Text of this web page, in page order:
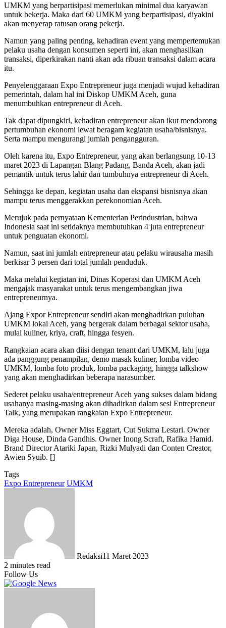
UMKM yang berpartisipasi memerlukan minimal dua karyawan
untuk bekerja. Maka dari 60 UMKM yang berpartisipasi, diyakini
akan menyerap ratusan orang pekerja.
Namun yang paling penting, kehadiran event yang mempertemukan
pelaku usaha dengan konsumen seperti ini, akan menghasilkan
transaksi, diperkirakan nanti akan ada ribuan transaksi dalam acara
itu.
Penyelenggaraan Expo Entrepreneur juga menjadi wujud kehadiran
pemerintah, dalam hal ini Diskop UMKM Aceh, guna
menumbuhkan entrepreneur di Aceh.
Tak dapat dipungkiri, kehadiran entrepreneur akan ikut mendorong
pertumbuhan ekonomi lewat beragam kegiatan usaha/bisnisnya.
Serta mampu mengurangi jumlah pengangguran.
Oleh karena itu, Expo Entrepreneur, yang akan berlangsung 10-13
maret 2023 di Lapangan Blang Padang, Banda Aceh, akan jadi
pemantik untuk terus lahir dan tumbuhnya entrepreneur di Aceh.
Sehingga ke depan, kegiatan usaha dan ekspansi bisnisnya akan
mampu terus menggerakkan perekonomian Aceh.
Merujuk pada pernyataan Kementerian Perindustrian, bahwa
Indonesia saat ini setidaknya membutuhkan 4 juta entrepreneur
untuk penguatan ekonomi.
Namun, saat ini jumlah entrepreneur atau pelaku wirausaha masih
berkisar 3 persen dari total jumlah penduduk.
Maka melalui kegiatan ini, Dinas Koperasi dan UMKM Aceh
mengajak masyarakat untuk terus mengembangkan jiwa
entrepreneurnya.
Ajang Expor Entrepreneur sendiri akan menghadirkan puluhan
UMKM lokal Aceh, yang bergerak dalam berbagai sektor usaha,
mulai kuliner, kriya, craft, hingga fesyen.
Rangkaian acara akan diisi dengan tenant dari UMKM, lalu juga
ada panggung penampilan, demo masak kuliner, lomba video
UMKM, lomba foto produk, lomba packaging, hingga talkshow
yang akan menghadirkan beberapa narasumber.
Sederet pelaku usaha/entrepreneur Aceh yang sukses dalam bidang
usahanya masing-masing akan dihadirkan dalam sesi Entrepreneur
Talk, yang merupakan rangkaian Expo Entrepreneur.
Mereka adalah, Owner Miss Eggtart, Cut Sukma Lestari. Owner
Diga House, Dinda Gandhis. Owner Inong Scraft, Rafika Hamid.
Brand Director Atariki Japan, Rizki Mulyadi dan Conten Creator,
Awien Syuib. []
Tags
Expo Entrepreneur UMKM
Redaksi11 Maret 2023
2 minutes read
Follow Us